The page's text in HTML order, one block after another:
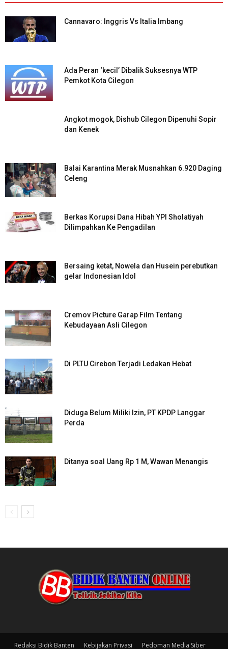
Cannavaro: Inggris Vs Italia Imbang
Ada Peran ‘kecil’ Dibalik Suksesnya WTP
Pemkot Kota Cilegon
Angkot mogok, Dishub Cilegon Dipenuhi Sopir
dan Kenek
Balai Karantina Merak Musnahkan 6.920 Daging
Celeng
Berkas Korupsi Dana Hibah YPI Sholatiyah
Dilimpahkan Ke Pengadilan
Bersaing ketat, Nowela dan Husein perebutkan
gelar Indonesian Idol
Cremov Picture Garap Film Tentang
Kebudayaan Asli Cilegon
Di PLTU Cirebon Terjadi Ledakan Hebat
Diduga Belum Miliki Izin, PT KPDP Langgar
Perda
Ditanya soal Uang Rp 1 M, Wawan Menangis
Redaksi Bidik Banten Kebijakan Privasi Pedoman Media Siber